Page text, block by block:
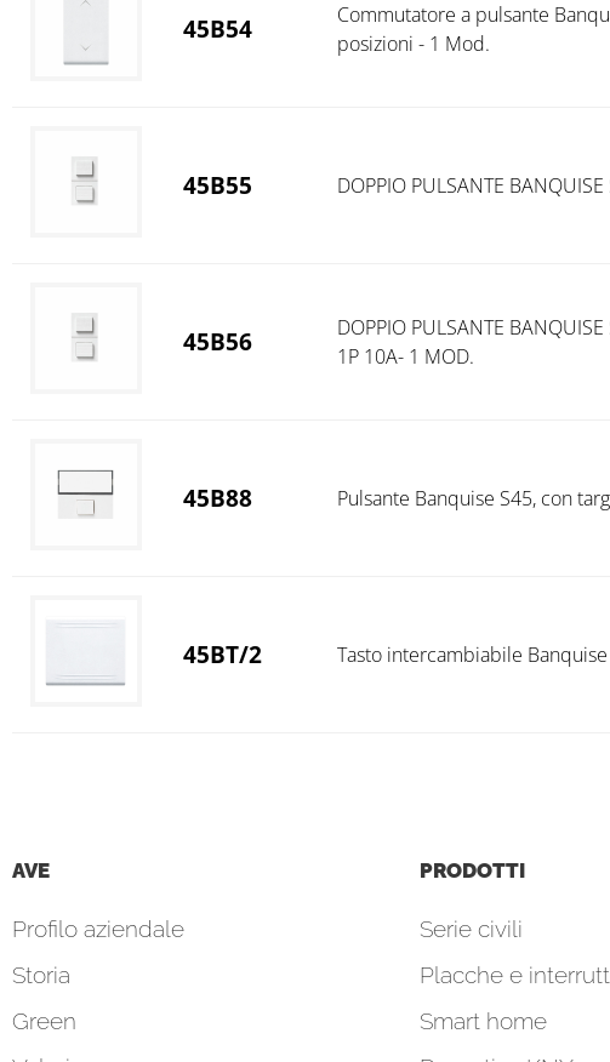
45B54
Commutatore a pulsante
posizioni - 1 Mod.
45B55 DOPPIO PULSANTE
45B56
DOPPIO PULSANTE
1P 10A- 1 MOD.
45B88 Pulsante Banquise S45, con
45BT/2 Tasto intercambiabile
AVE
Profilo aziendale
Storia
Green
PRODOTTI
Serie civili
Placche e
Smart home